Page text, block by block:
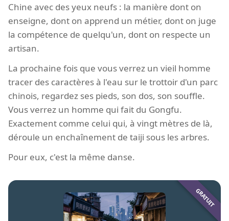
Chine avec des yeux neufs : la manière dont on
enseigne, dont on apprend un métier, dont on juge
la compétence de quelqu'un, dont on respecte un
artisan.
La prochaine fois que vous verrez un vieil homme
tracer des caractères à l'eau sur le trottoir d'un parc
chinois, regardez ses pieds, son dos, son souffle.
Vous verrez un homme qui fait du Gongfu.
Exactement comme celui qui, à vingt mètres de là,
déroule un enchaînement de taiji sous les arbres.
Pour eux, c'est la même danse.